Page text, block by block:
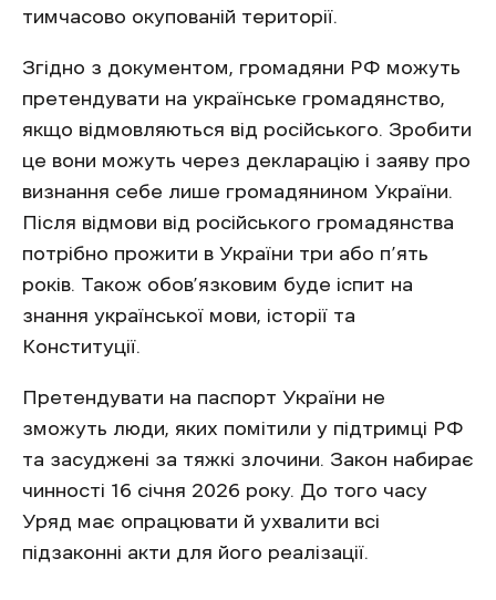
тимчасово окупованій території.
Згідно з документом, громадяни РФ можуть
претендувати на українське громадянство,
якщо відмовляються від російського. Зробити
це вони можуть через декларацію і заяву про
визнання себе лише громадянином України.
Після відмови від російського громадянства
потрібно прожити в України три або п’ять
років. Також обов’язковим буде іспит на
знання української мови, історії та
Конституції.
Претендувати на паспорт України не
зможуть люди, яких помітили у підтримці РФ
та засуджені за тяжкі злочини. Закон набирає
чинності 16 січня 2026 року. До того часу
Уряд має опрацювати й ухвалити всі
підзаконні акти для його реалізації.